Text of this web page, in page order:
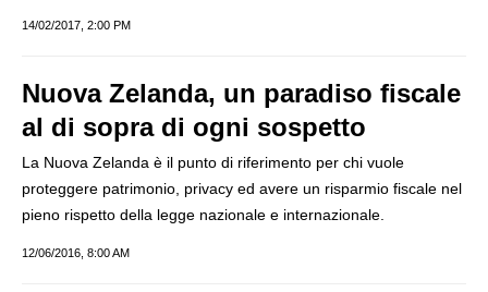
14/02/2017, 2:00 PM
Nuova Zelanda, un paradiso fiscale
al di sopra di ogni sospetto
La Nuova Zelanda è il punto di riferimento per chi vuole
proteggere patrimonio, privacy ed avere un risparmio fiscale nel
pieno rispetto della legge nazionale e internazionale.
12/06/2016, 8:00 AM